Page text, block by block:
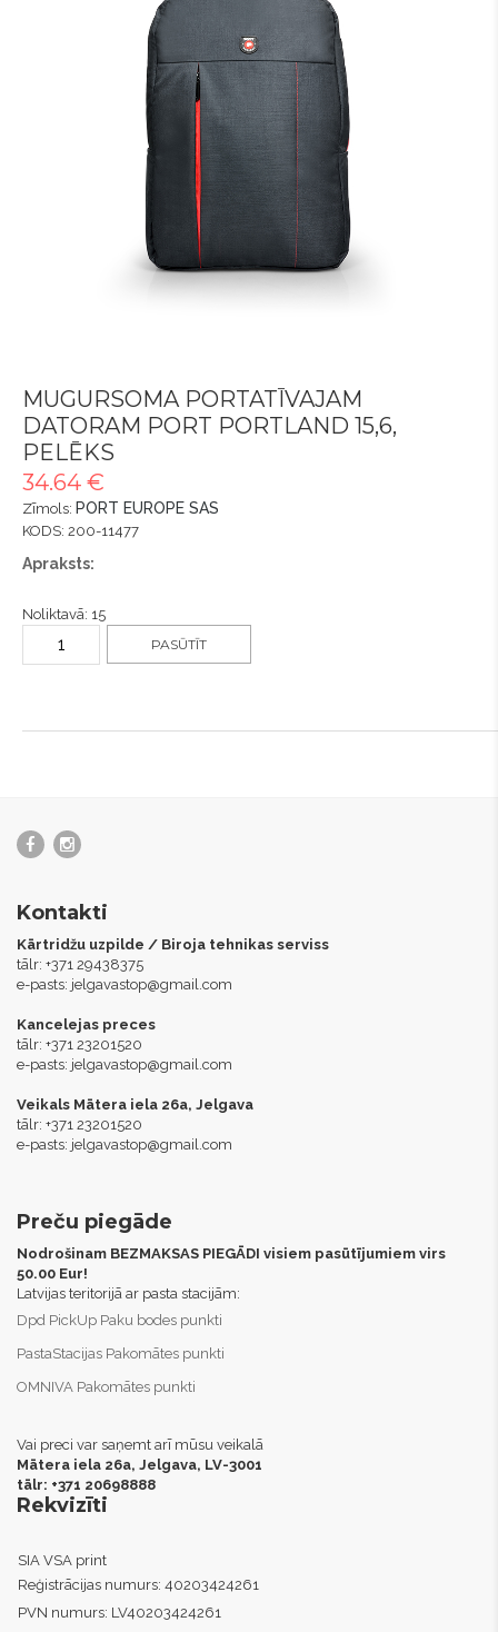
MUGURSOMA PORTATĪVAJAM
DATORAM PORT PORTLAND 15,6,
PELĒKS
34.64 €
Zīmols: PORT EUROPE SAS
KODS: 200-11477
Apraksts:
Noliktavā: 15
PASŪTĪT
Kontakti
Kārtridžu uzpilde / Biroja tehnikas serviss
tālr: +371 29438375
e-pasts: jelgavastop@gmail.com
Kancelejas preces
tālr: +371 23201520
e-pasts: jelgavastop@gmail.com
Veikals Mātera iela 26a, Jelgava
tālr: +371 23201520
e-pasts: jelgavastop@gmail.com
Preču piegāde
Nodrošinam BEZMAKSAS PIEGĀDI visiem pasūtījumiem virs
50.00 Eur!
Latvijas teritorijā ar pasta stacijām:
Dpd PickUp Paku bodes punkti
PastaStacijas Pakomātes punkti
OMNIVA Pakomātes punkti
Vai preci var saņemt arī mūsu veikalā
Mātera iela 26a, Jelgava, LV-3001
tālr: +371 20698888
Rekvizīti
SIA VSA print
Reģistrācijas numurs: 40203424261
PVN numurs: LV40203424261